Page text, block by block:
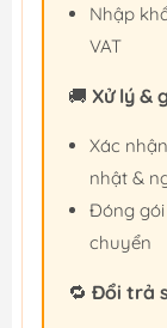
Nhập
VAT
🚚 Xử lý &
Xác
nhật &
Đóng
chuyển
🔁 Đổi trả